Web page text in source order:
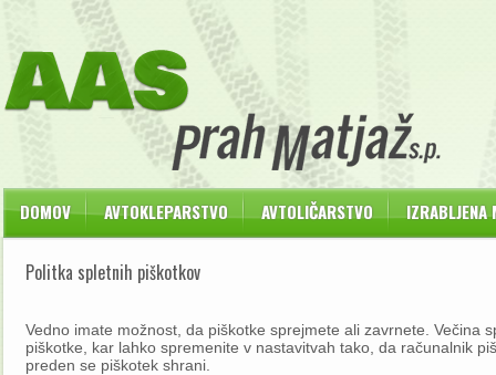
DOMOV AVTOKLEPARSTVO AVTOLIČARSTVO IZRABLJENA
Politka spletnih piškotkov
Vedno imate možnost, da piškotke sprejmete ali zavrnete. Večina
piškotke, kar lahko spremenite v nastavitvah tako, da računalnik
preden se piškotek shrani.